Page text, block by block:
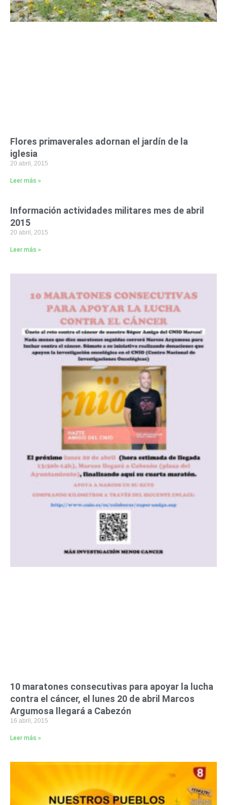
Flores primaverales adornan el jardín de la
iglesia
20 abril, 2015
Leer más »
Información actividades militares mes de abril
2015
20 abril, 2015
Leer más »
10 maratones consecutivas para apoyar la lucha
contra el cáncer, el lunes 20 de abril Marcos
Argumosa llegará a Cabezón
16 abril, 2015
Leer más »